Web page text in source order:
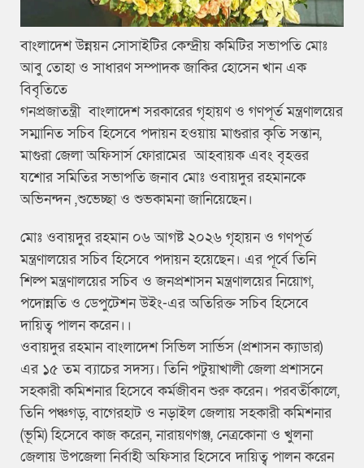
বাংলাদেশ উন্নয়ন সোসাইটির কেন্দ্রীয় কমিটির সভাপতি মোঃ
আবু তোহা ও সাধারণ সম্পাদক জাকির হোসেন খান এক
বিবৃতিতে
গনপ্রজাতন্ত্রী বাংলাদেশ সরকারের গৃহায়ণ ও গণপূর্ত মন্ত্রণালয়ের
সম্মানিত সচিব হিসেবে পদায়ন হওয়ায় মাগুরার কৃতি সন্তান,
মাগুরা জেলা অফিসার্স ফোরামের আহবায়ক এবং বৃহত্তর
যশোর সমিতির সভাপতি জনাব মোঃ ওবায়দুর রহমানকে
অভিনন্দন ,শুভেচ্ছা ও শুভকামনা জানিয়েছেন।
মোঃ ওবায়দুর রহমান ০৬ আগষ্ট ২০২৬ গৃহায়ন ও গণপূর্ত
মন্ত্রণালয়ের সচিব হিসেবে পদায়ন হয়েছেন। এর পূর্বে তিনি
শিল্প মন্ত্রণালয়ের সচিব ও জনপ্রশাসন মন্ত্রণালয়ের নিয়োগ,
পদোন্নতি ও ডেপুটেশন উইং-এর অতিরিক্ত সচিব হিসেবে
দায়িত্ব পালন করেন।।
ওবায়দুর রহমান বাংলাদেশ সিভিল সার্ভিস (প্রশাসন ক্যাডার)
এর ১৫ তম ব্যাচের সদস্য। তিনি পটুয়াখালী জেলা প্রশাসনে
সহকারী কমিশনার হিসেবে কর্মজীবন শুরু করেন। পরবর্তীকালে,
তিনি পঞ্চগড়, বাগেরহাট ও নড়াইল জেলায় সহকারী কমিশনার
(ভূমি) হিসেবে কাজ করেন, নারায়ণগঞ্জ, নেত্রকোনা ও খুলনা
জেলায় উপজেলা নির্বাহী অফিসার হিসেবে দায়িত্ব পালন করেন